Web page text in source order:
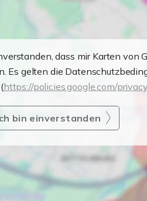
dass mir Karten von
Es gelten die
https://policies.google.com/privacy
bin einverstanden